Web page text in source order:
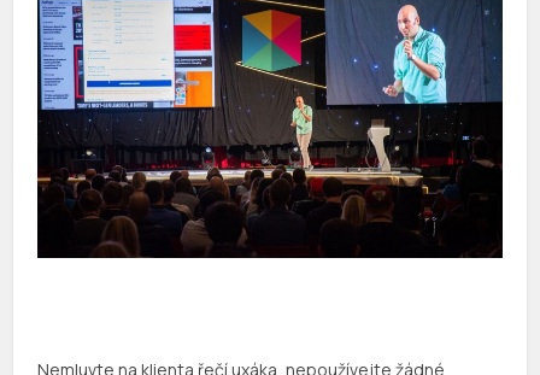
Nemluvte na klienta řečí uxáka, nepoužívejte žádné